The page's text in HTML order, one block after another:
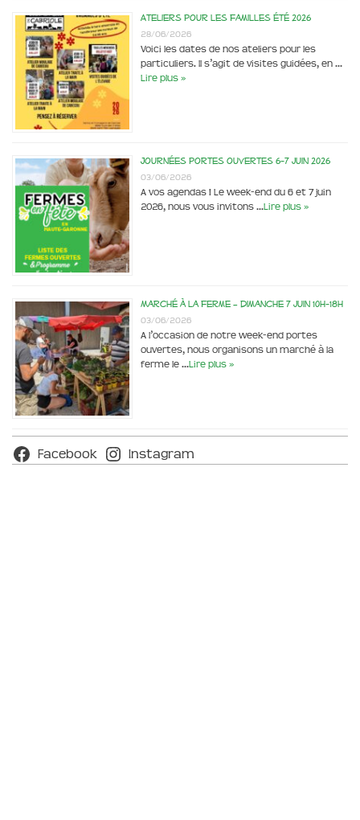
Ateliers pour les familles été 2026
28/06/2026
Voici les dates de nos ateliers pour les
particuliers. Il s’agit de visites guidées, en …
Lire plus »
Journées portes ouvertes 6-7 juin 2026
03/06/2026
A vos agendas ! Le week-end du 6 et 7 juin
2026, nous vous invitons …Lire plus »
Marché à la ferme – dimanche 7 juin 10h-18h
03/06/2026
A l’occasion de notre week-end portes
ouvertes, nous organisons un marché à la
ferme le …Lire plus »
Facebook Instagram